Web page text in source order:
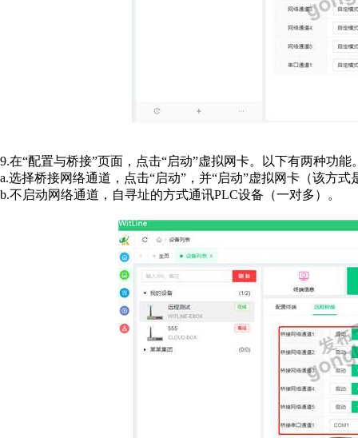
9.在“配置与桥接”页面，点击“启动”虚拟网卡。以下有两种功能
a.选择桥接网络通道，点击“启动”，并“启动”虚拟网卡（该方
b.不启动网络通道，自寻址的方式通讯PLC设备（一对多）。